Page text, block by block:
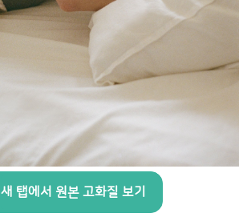
새 탭에서 원본 고화질 보기